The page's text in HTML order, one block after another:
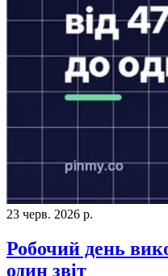
23 черв. 2026 р.
Робочий день
один звіт